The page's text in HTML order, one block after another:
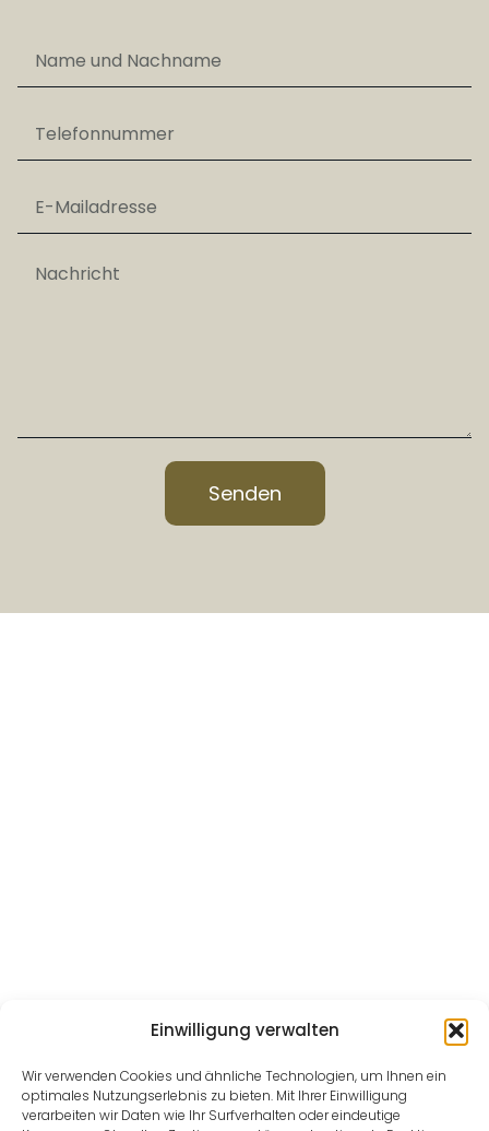
Einwilligung verwalten
Wir verwenden Cookies und ähnliche Technologien, um Ihnen ein
optimales Nutzungserlebnis zu bieten. Mit Ihrer Einwilligung
verarbeiten wir Daten wie Ihr Surfverhalten oder eindeutige
Senden